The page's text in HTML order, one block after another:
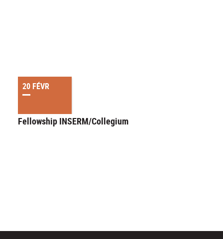
20 FÉVR
Fellowship INSERM/Collegium